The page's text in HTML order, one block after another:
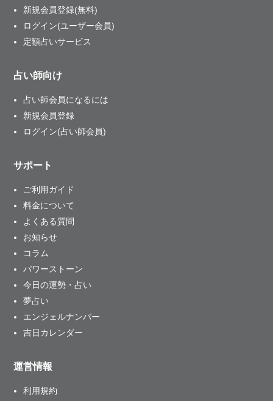
新規会員登録(無料)
ログイン(ユーザー会員)
定額占いサービス
占い師向け
占い師会員になるには
新規会員登録
ログイン(占い師会員)
サポート
ご利用ガイド
料金について
よくある質問
お知らせ
コラム
パワーストーン
今日の運勢・占い
夢占い
エンジェルナンバー
吉日カレンダー
運営情報
利用規約